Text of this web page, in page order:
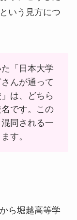
いう見方につ
「日本大学
んが通って
は、どちら
です。この
同される一
す。
ら堀越高等学